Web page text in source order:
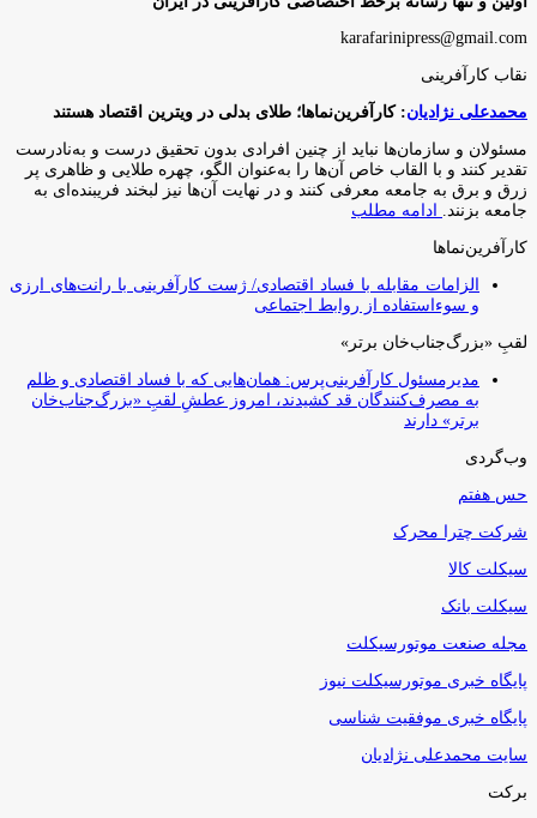
karafarinipress@gmail.com
نقاب کارآفرینی
محمدعلی نژادیان: کارآفرین‌نماها؛ طلای بدلی در ویترین اقتصاد هستند
مسئولان و سازمان‌ها نباید از چنین افرادی بدون تحقیق درست و به‌نادرست
تقدیر کنند و با القاب خاص آ‌ن‌ها را به‌عنوان الگو، چهره طلایی و ظاهری پر
زرق و برق به جامعه معرفی کنند و در نهایت آن‌ها نیز لبخند فریبنده‌ای به
جامعه بزنند.
ادامه مطلب
کارآفرین‌نماها
الزامات مقابله با فساد اقتصادی/ ژست کارآفرینی با رانت‌های ارزی
و سوءاستفاده از روابط اجتماعی
لقبِ «بزرگ‌جناب‌خان برتر»
مدیرمسئول کارآفرینی‌پرس: همان‌هایی که با فساد اقتصادی و ظلم
به مصرف‌کنندگان قد کشیدند، امروز عطشِ لقبِ «بزرگ‌جناب‌خان
برتر» دارند
وب‌گردی
حس هفتم
شرکت چترا محرک
سیکلت کالا
سیکلت بانک
مجله صنعت موتورسیکلت
پایگاه خبری موتورسیکلت نیوز
پایگاه خبری موفقیت شناسی
سایت محمدعلی نژادیان
برکت